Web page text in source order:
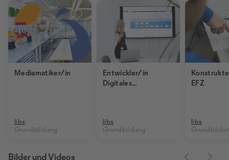
Mediamatiker/in
libs
Grundbildung
Entwickler/in
Digitales
libs
Grundbildung
EFZ
libs
Bilder und Videos